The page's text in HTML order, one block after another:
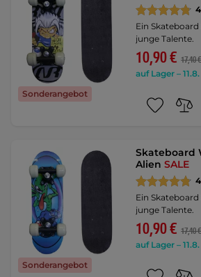
Sonderangebot
Ein
junge Talente.
10,90 € 17,40 €
auf Lager –
Sonderangebot
Skateboard
AlienSALE
Ein
junge Talente.
10,90 € 17,40 €
auf Lager –